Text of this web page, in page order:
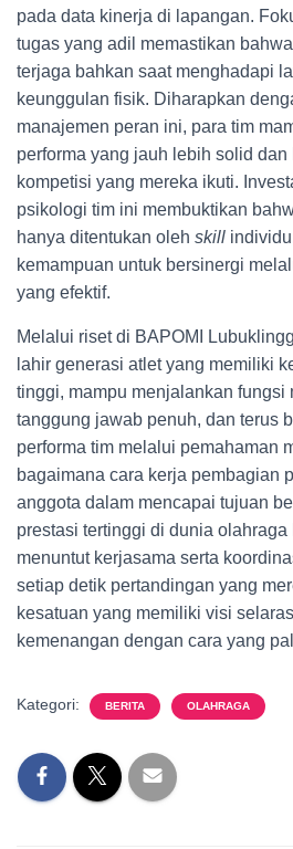
pada data kinerja di lapangan.
tugas yang adil memastikan
terjaga bahkan saat menghadapi
keunggulan fisik. Diharapkan
manajemen peran ini, para tim
performa yang jauh lebih solid
kompetisi yang mereka ikuti.
psikologi tim ini membuktikan
hanya ditentukan oleh skill
kemampuan untuk bersinergi
yang efektif.
Melalui riset di BAPOMI
lahir generasi atlet yang memiliki
tinggi, mampu menjalankan fungsi
tanggung jawab penuh, dan terus
performa tim melalui pemahaman
bagaimana cara kerja pembagian
anggota dalam mencapai tujuan
prestasi tertinggi di dunia olahraga
menuntut kerjasama serta
setiap detik pertandingan yang
kesatuan yang memiliki visi
kemenangan dengan cara yang
Kategori: BERITA OLAHRAGA